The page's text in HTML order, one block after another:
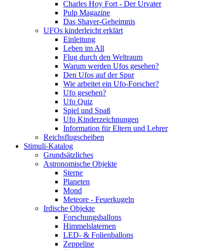
Charles Hoy Fort - Der Urvater
Pulp Magazine
Das Shaver-Geheimnis
UFOs kinderleicht erklärt
Einleitung
Leben im All
Flug durch den Weltraum
Warum werden Ufos gesehen?
Den Ufos auf der Spur
Wie arbeitet ein Ufo-Forscher?
Ufo gesehen?
Ufo Quiz
Spiel und Spaß
Ufo Kinderzeichnungen
Information für Eltern und Lehrer
Reichsflugscheiben
Stimuli-Katalog
Grundsätzliches
Astronomische Objekte
Sterne
Planeten
Mond
Meteore - Feuerkugeln
Irdische Objekte
Forschungsballons
Himmelslaternen
LED- & Folienballons
Zeppeline